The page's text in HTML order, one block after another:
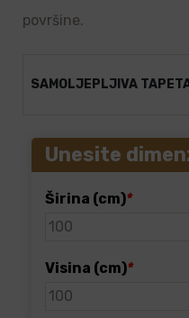
površine.
SAMOLJEPLJIVA
Unesite
Širina (cm)*
Visina (cm)*